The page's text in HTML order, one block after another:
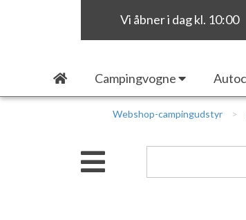
Vi åbner i dag kl. 10:00
Campingvogne
Webshop-campingudstyr